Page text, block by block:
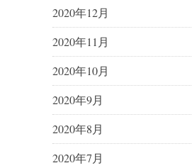
2020年12月
2020年11月
2020年10月
2020年9月
2020年8月
2020年7月